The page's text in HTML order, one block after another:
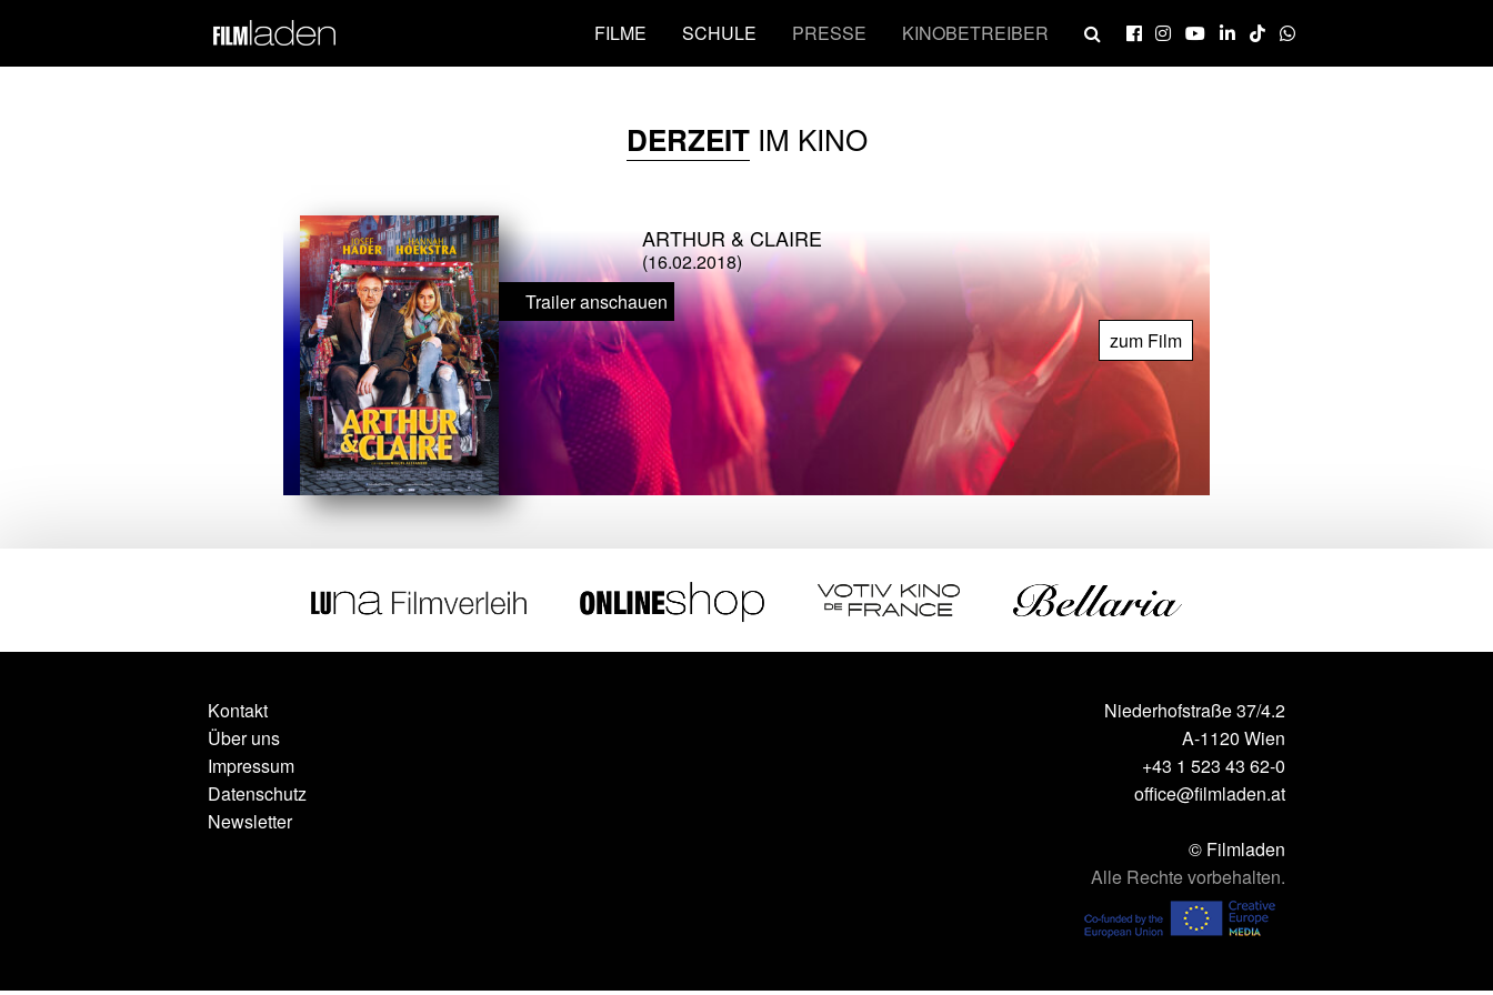
FILME SCHULE PRESSE KINOBETREIBER
DERZEITIM KINO
ARTHUR & CLAIRE
(16.02.2018)
Trailer anschauen
zum Film
Kontakt
Über uns
Impressum
Datenschutz
Newsletter
Niederhofstraße 37/4.2
A-1120 Wien
+43 1 523 43 62-0
office@filmladen.at
© Filmladen
Alle Rechte vorbehalten.